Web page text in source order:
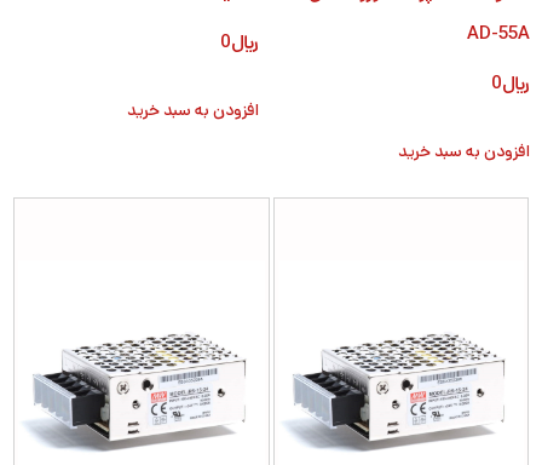
AD-55A
﷼0
افزودن به سبد خرید
﷼0
افزودن به سبد خرید